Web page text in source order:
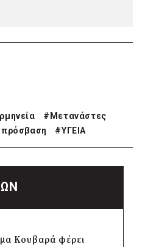
# Μετανάστες
πρόσβαση #ΥΓΕΙΑ
Κουβαρά φέρει